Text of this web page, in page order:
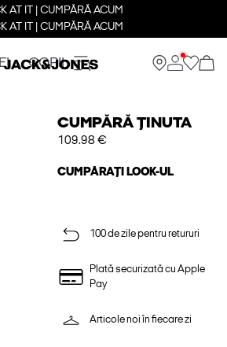
AT IT | CUMPĂRĂ ACUM
AT IT | CUMPĂRĂ ACUM
COPII
CUMPĂRĂ ȚINUTA
109.98 €
CUMPĂRAȚI LOOK-UL
100 de zile pentru retururi
Plată securizată cu Apple
Pay
Articole noi în fiecare zi